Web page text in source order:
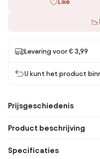
Like
Levering voor € 3,99
U kunt het product
Prijsgeschiedenis
Product beschrijving
Specificaties